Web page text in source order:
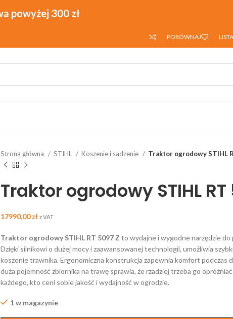
PORÓWNAJ
Strona główna STIHL Koszenie i sadzenie Traktor ogrodowy STIHL
Traktor ogrodowy STIHL RT
17990,00zł z VAT
Traktor ogrodowy STIHL RT 5097 Z to wydajne i wygodne narzędzie do
Dzięki silnikowi o dużej mocy i zaawansowanej technologii, umożliwia
koszenie trawnika. Ergonomiczna konstrukcja zapewnia komfort podczas
duża pojemność zbiornika na trawę sprawia, że rzadziej trzeba go
każdego, kto ceni sobie jakość i wydajność w ogrodzie.
1 w magazynie